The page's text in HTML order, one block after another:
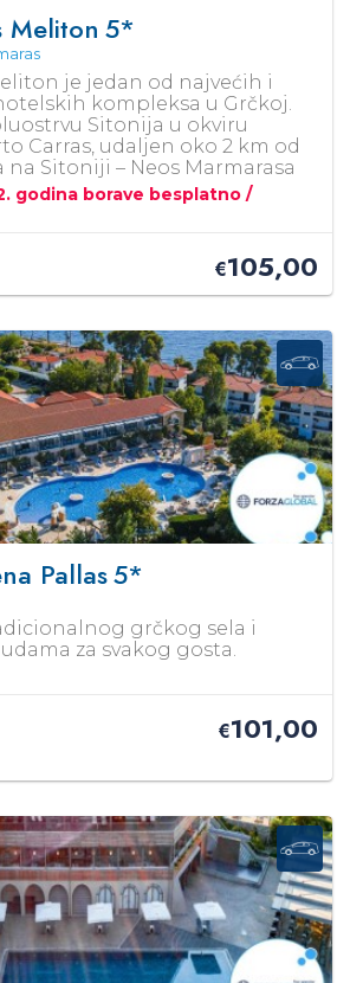
Meliton 5*
je jedan od najvećih i
kompleksa u Grčkoj.
Sitonija u okviru
Carras, udaljen oko 2 km od
na Sitoniji – Neos Marmarasa
godina borave besplatno /
€105,00
Pallas5*
grčkog sela i
za svakog gosta.
€101,00